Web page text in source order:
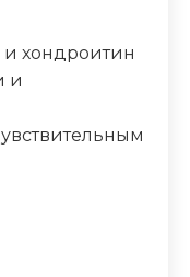
хондроитин
и